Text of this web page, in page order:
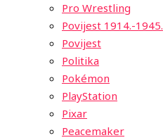
Pro Wrestling
Povijest 1914.-1945.
Povijest
Politika
Pokémon
PlayStation
Pixar
Peacemaker